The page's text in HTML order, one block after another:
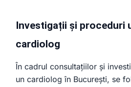
Investigații și proceduri
cardiolog
În cadrul consultațiilor și
un cardiolog în București, se